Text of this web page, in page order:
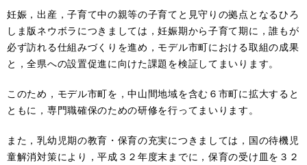
妊娠，出産，子育て中の親等の子育てと見守りの拠点となるひろ
しま版ネウボラにつきましては，妊娠期から子育て期に，誰もが
必ず訪れる仕組みづくりを進め，モデル市町における取組の成果
と，全県への設置促進に向けた課題を検証してまいります。
このため，モデル市町を，中山間地域を含む６市町に拡大すると
ともに，専門職確保のための研修を行ってまいります。
また，乳幼児期の教育・保育の充実につきましては，国の待機児
童解消対策により，平成３２年度末までに，保育の受け皿を３２